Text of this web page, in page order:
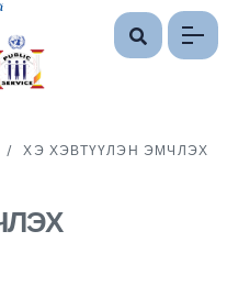
/ ХЭ ХЭВТҮҮЛЭН ЭМЧЛЭХ